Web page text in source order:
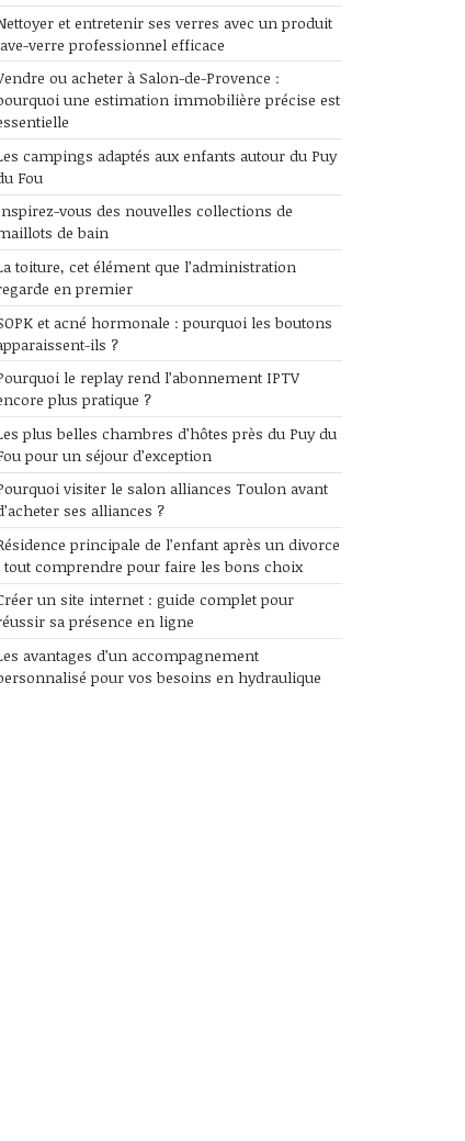
et entretenir ses verres avec un produit
verre professionnel efficace
ou acheter à Salon-de-Provence :
une estimation immobilière précise est
campings adaptés aux enfants autour du Puy
Fou
vous des nouvelles collections de
de bain
toiture, cet élément que l’administration
en premier
et acné hormonale : pourquoi les boutons
ils ?
le replay rend l’abonnement IPTV
plus pratique ?
plus belles chambres d’hôtes près du Puy du
pour un séjour d’exception
visiter le salon alliances Toulon avant
ses alliances ?
principale de l’enfant après un divorce
tout comprendre pour faire les bons choix
un site internet : guide complet pour
sa présence en ligne
avantages d’un accompagnement
pour vos besoins en hydraulique